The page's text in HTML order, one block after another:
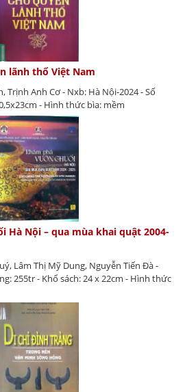
lãnh thổ Việt Nam
Trịnh Anh Cơ - Nxb: Hà Nội-2024 - Số
- Hình thức bìa: mềm
Hà Nội – qua mùa khai quật 2004-
Lâm Thị Mỹ Dung, Nguyễn Tiến Đà -
255tr - Khổ sách: 24 x 22cm - Hình thức